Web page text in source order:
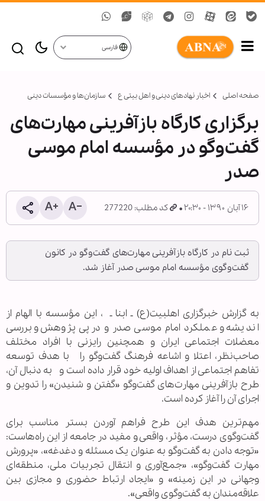
فارسی
صفحه اصلی اخبار نهادهای دینی و اهل بیتی ع سازمان‌ها و مؤسسات دینی
برگزاری کارگاه بازآفرینی مهارت‌های
گفت‌وگو در مؤسسه امام موسی
صدر
۱۶ آبان ۱۳۹۰ - ۲۰:۳۰ کد مطلب: 277220
ثبت نام در کارگاه بازآفرینی مهارت‌های گفت‌وگو در کانون
گفت‌وگوی مؤسسه امام موسی صدر آغاز شد.
به گزارش خبرگزاری اهل‎بیت(ع) ـ ابنا ـ ، این مؤسسه با الهام از
انديشه و عملکرد امام موسی صدر و در پی پژوهش و بررسی
معضلات اجتماعی ايران و همچنين رايزنی با افراد مختلف
صاحب‌نظر، اعتلا و اشاعه فرهنگ گفت‌وگو را با هدف توسعه
تفاهم اجتماعی از اهداف اوليه خود قرار داده است و به دنبال آن،
طرح بازآفرينی مهارت‌های گفت‌وگو «گفتن و شنيدن» را تدوين و
اجرای آن را آغاز کرده است.
مهم‌ترین هدف این طرح فراهم آوردن بستر مناسب برای
گفت‌وگوی درست، مؤثر، واقعی و مفيد در جامعه از این راه‌هاست:
«توجه دادن به گفت‌وگو به عنوان یک مسئله و دغدغه»، «پرورش
مهارت گفت‌وگو»، «جمع‌آوری و انتقال تجربيات ملی، منطقه‌ای
وجهانی در اين زمينه» و «ايجاد ارتباط حضوری و مجازی بين
علاقه‌مندان به گفت‌وگوی واقعی».